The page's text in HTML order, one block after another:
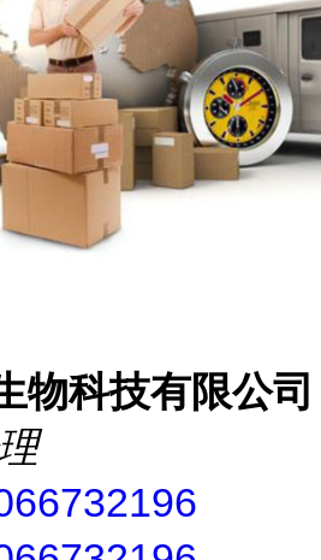
物科技有限公司